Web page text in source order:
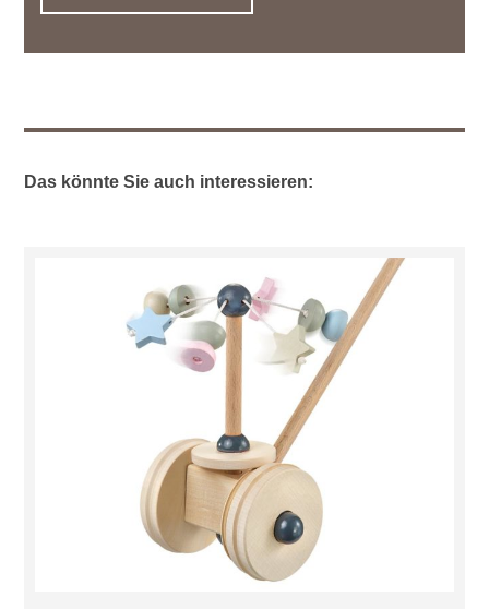
Das könnte Sie auch interessieren: